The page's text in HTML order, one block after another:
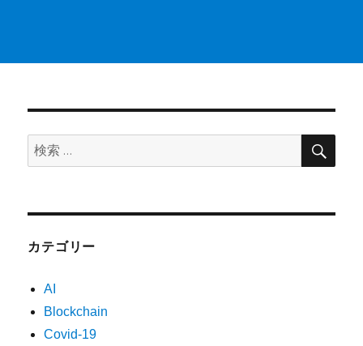
検
索:
検
カテゴリー
AI
Blockchain
Covid-19